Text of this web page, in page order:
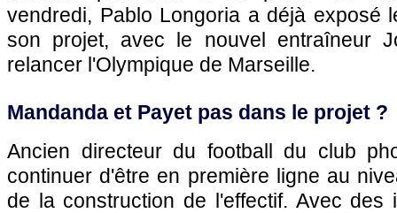
vendredi, Pablo Longoria a déjà exposé
son projet, avec le nouvel entraîneur
relancer l'Olympique de Marseille.
Mandanda et Payet pas dans le projet ?
Ancien directeur du football du club
continuer d'être en première ligne au
de la construction de l'effectif. Avec des